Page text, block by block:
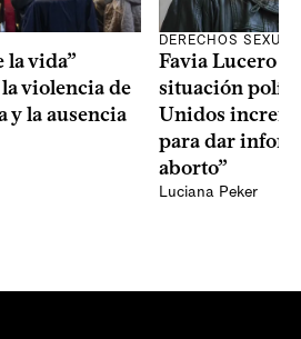
la vida”
violencia de
y la ausencia
DERECHOS
Favia Lucero
situación
Unidos
para dar
aborto”
Luciana Peker